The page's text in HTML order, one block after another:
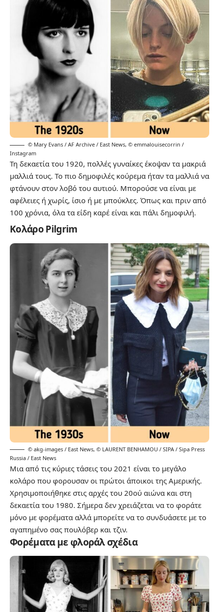
© Mary Evans / AF Archive / East News, © emmalouisecorrin /
Instagram
Τη δεκαετία του 1920, πολλές γυναίκες έκοψαν τα μακριά
μαλλιά τους. Το πιο δημοφιλές κούρεμα ήταν τα μαλλιά να
φτάνουν στον λοβό του αυτιού. Μπορούσε να είναι με
αφέλειες ή χωρίς, ίσιο ή με μπούκλες. Όπως και πριν από
100 χρόνια, όλα τα είδη καρέ είναι και πάλι δημοφιλή.
Κολάρο Pilgrim
© akg-images / East News, © LAURENT BENHAMOU / SIPA / Sipa Press
Russia / East News
Μια από τις κύριες τάσεις του 2021 είναι το μεγάλο
κολάρο που φορουσαν οι πρώτοι άποικοι της Αμερικής.
Χρησιμοποιήθηκε στις αρχές του 20ού αιώνα και στη
δεκαετία του 1980. Σήμερα δεν χρειάζεται να το φοράτε
μόνο με φορέματα αλλά μπορείτε να το συνδυάσετε με το
αγαπημένο σας πουλόβερ και τζιν.
Φορέματα με φλοράλ σχέδια